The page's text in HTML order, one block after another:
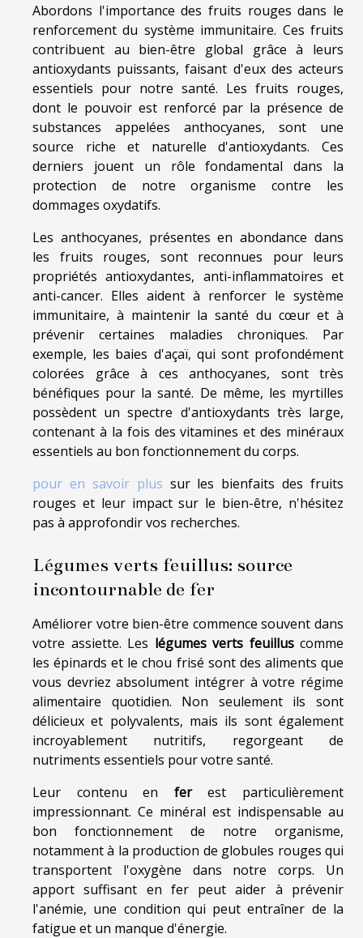
Abordons l'importance des fruits rouges dans le
renforcement du système immunitaire. Ces fruits
contribuent au bien-être global grâce à leurs
antioxydants puissants, faisant d'eux des acteurs
essentiels pour notre santé. Les fruits rouges,
dont le pouvoir est renforcé par la présence de
substances appelées anthocyanes, sont une
source riche et naturelle d'antioxydants. Ces
derniers jouent un rôle fondamental dans la
protection de notre organisme contre les
dommages oxydatifs.
Les anthocyanes, présentes en abondance dans
les fruits rouges, sont reconnues pour leurs
propriétés antioxydantes, anti-inflammatoires et
anti-cancer. Elles aident à renforcer le système
immunitaire, à maintenir la santé du cœur et à
prévenir certaines maladies chroniques. Par
exemple, les baies d'açaï, qui sont profondément
colorées grâce à ces anthocyanes, sont très
bénéfiques pour la santé. De même, les myrtilles
possèdent un spectre d'antioxydants très large,
contenant à la fois des vitamines et des minéraux
essentiels au bon fonctionnement du corps.
pour en savoir plus sur les bienfaits des fruits
rouges et leur impact sur le bien-être, n'hésitez
pas à approfondir vos recherches.
Légumes verts feuillus: source
incontournable de fer
Améliorer votre bien-être commence souvent dans
votre assiette. Les légumes verts feuilluscomme
les épinards et le chou frisé sont des aliments que
vous devriez absolument intégrer à votre régime
alimentaire quotidien. Non seulement ils sont
délicieux et polyvalents, mais ils sont également
incroyablement nutritifs, regorgeant de
nutriments essentiels pour votre santé.
Leur contenu en ferest particulièrement
impressionnant. Ce minéral est indispensable au
bon fonctionnement de notre organisme,
notamment à la production de globules rouges qui
transportent l'oxygène dans notre corps. Un
apport suffisant en fer peut aider à prévenir
l'anémie, une condition qui peut entraîner de la
fatigue et un manque d'énergie.